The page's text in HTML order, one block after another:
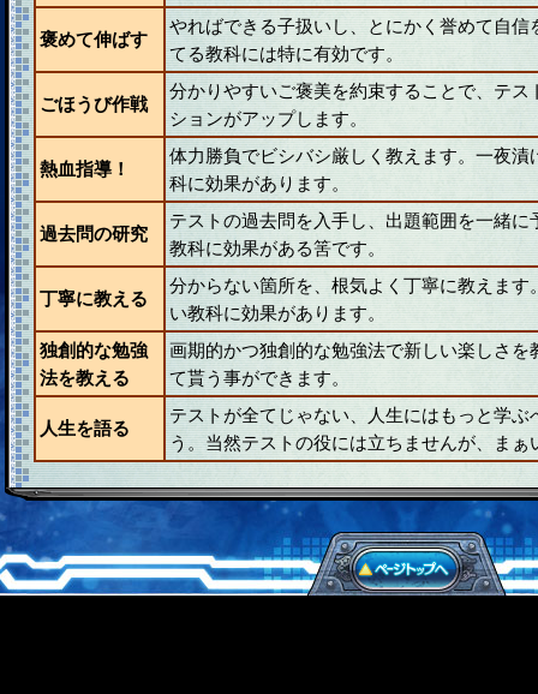
褒めて伸ばす
やればできる子扱いし、とにかく誉めて自
てる教科には特に有効です。
ごほうび作戦
分かりやすいご褒美を約束することで、テ
ションがアップします。
熱血指導！
体力勝負でビシバシ厳しく教えます。一夜
科に効果があります。
過去問の研究
テストの過去問を入手し、出題範囲を一緒
教科に効果がある筈です。
丁寧に教える
分からない箇所を、根気よく丁寧に教えま
い教科に効果があります。
独創的な勉強
法を教える
画期的かつ独創的な勉強法で新しい楽しさ
て貰う事ができます。
人生を語る
テストが全てじゃない、人生にはもっと学
う。当然テストの役には立ちませんが、まぁ